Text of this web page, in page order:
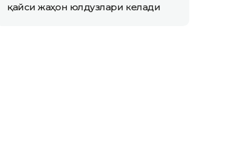
қайси жаҳон юлдузлари келади